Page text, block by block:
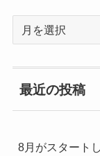
一
覧
最近の投稿
8月がスタート